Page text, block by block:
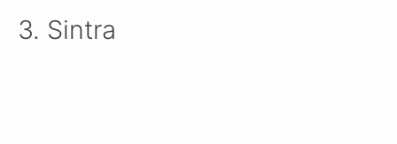
3. Sintra